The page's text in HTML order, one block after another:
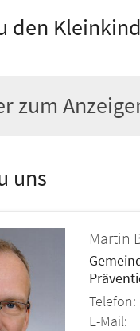
den
zum
uns
Martin
Telefon:
E-Mail: